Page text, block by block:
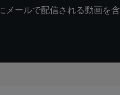
メールで配信される動画を